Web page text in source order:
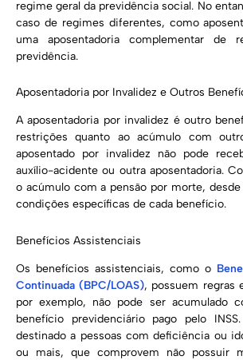
regime geral da previdência social. No
caso de regimes diferentes, como
uma aposentadoria complementar de
previdência.
Aposentadoria por Invalidez e Outros
A aposentadoria por invalidez é outro
restrições quanto ao acúmulo com
aposentado por invalidez não pode
auxílio-acidente ou outra aposentadoria.
o acúmulo com a pensão por morte, desde
condições específicas de cada benefício.
Benefícios Assistenciais
Os benefícios assistenciais, como o
Continuada (BPC/LOAS), possuem regras
por exemplo, não pode ser acumulado
benefício previdenciário pago pelo
destinado a pessoas com deficiência ou
ou mais, que comprovem não possuir